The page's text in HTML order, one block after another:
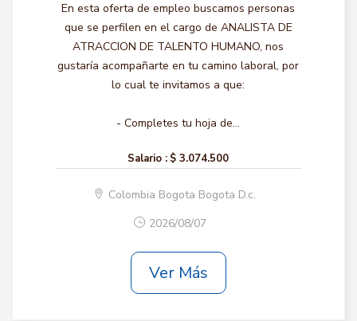
En esta oferta de empleo buscamos personas
que se perfilen en el cargo de ANALISTA DE
ATRACCION DE TALENTO HUMANO, nos
gustaría acompañarte en tu camino laboral, por
lo cual te invitamos a que:
- Completes tu hoja de...
Salario : $ 3.074.500
Colombia Bogota Bogota D.c.
2026/08/07
Ver Más